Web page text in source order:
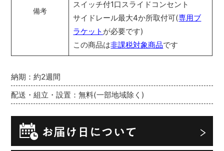
納期：約2週間
配送・組立・設置：無料(一部地域除く)
備考
スイッチ付1口スライドコンセント
サイドレール最大4か所取付可(専用ブ
ラケット が必要です)
この商品は非課税対象商品です